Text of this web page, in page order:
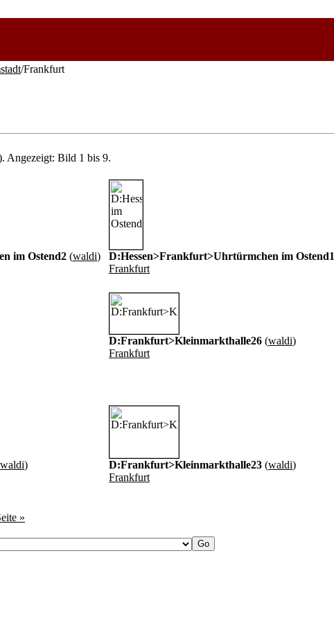
/Frankfurt
Angezeigt: Bild 1 bis 9.
im Ostend2 (waldi)
D:Hessen>Frankfurt>Uhrtürmchen im Ostend1
Frankfurt
D:Frankfurt>Kleinmarkthalle26 (waldi)
Frankfurt
waldi)
D:Frankfurt>Kleinmarkthalle23 (waldi)
Frankfurt
»